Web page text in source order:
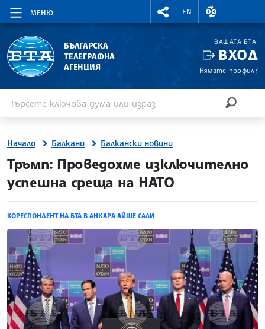
МЕНЮ
RIGHTMENU.SOCIAL
EN
ВАЛУТНИ
БЪЛГАРСКА
ТЕЛЕГРАФНА
АГЕНЦИЯ
ВАШАТА БТА
ВХОД
Нямате профил?
Начало Балкани Балкански новини
site.bta
Тръмп: Проведохме изключително
успешна среща на НАТО
КОРЕСПОНДЕНТ НА БТА В АНКАРА АЙШЕ САЛИ